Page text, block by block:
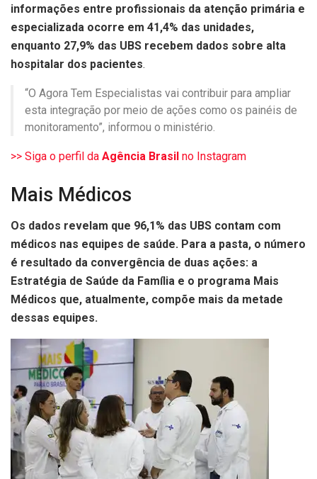
informações entre profissionais da atenção primária e
especializada ocorre em 41,4% das unidades,
enquanto 27,9% das UBS recebem dados sobre alta
hospitalar dos pacientes.
“O Agora Tem Especialistas vai contribuir para ampliar
esta integração por meio de ações como os painéis de
monitoramento”, informou o ministério.
>> Siga o perfil da Agência Brasil no Instagram
Mais Médicos
Os dados revelam que 96,1% das UBS contam com
médicos nas equipes de saúde. Para a pasta, o número
é resultado da convergência de duas ações: a
Estratégia de Saúde da Família e o programa Mais
Médicos que, atualmente, compõe mais da metade
dessas equipes.